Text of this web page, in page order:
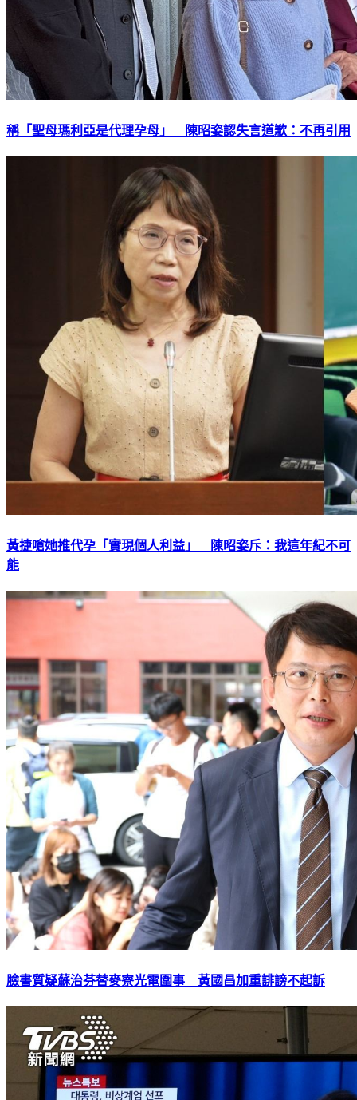
稱「聖母瑪利亞是代理孕母」 陳昭姿認失言道歉：不再引用
黃捷嗆她推代孕「實現個人利益」 陳昭姿斥：我這年紀不可
能
臉書質疑蘇治芬替麥寮光電圍事 黃國昌加重誹謗不起訴